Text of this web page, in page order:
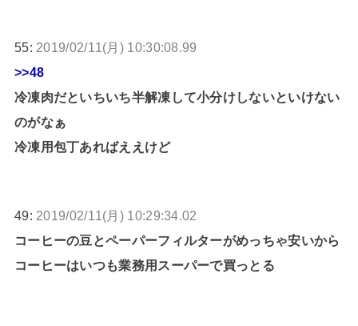
55: 2019/02/11(月) 10:30:08.99
>>48
冷凍肉だといちいち半解凍して小分けしないといけない
のがなぁ
冷凍用包丁あればええけど
49: 2019/02/11(月) 10:29:34.02
コーヒーの豆とペーパーフィルターがめっちゃ安いから
コーヒーはいつも業務用スーパーで買っとる